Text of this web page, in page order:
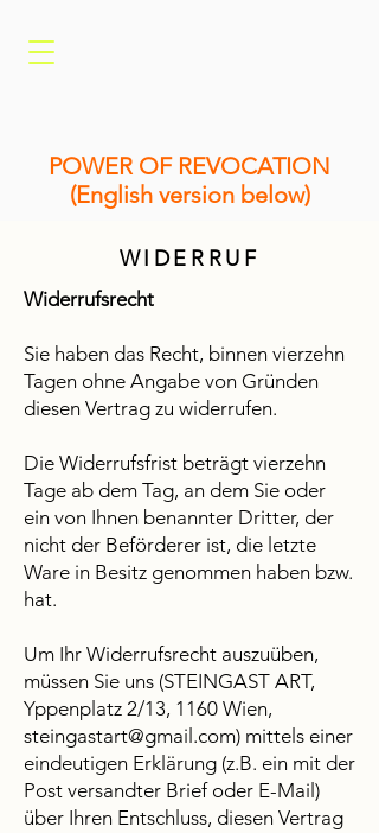
POWER OF REVOCATION
(English version below)
WIDERRUF
Widerrufsrecht
Sie haben das Recht, binnen vierzehn
Tagen ohne Angabe von Gründen
diesen Vertrag zu widerrufen.
Die Widerrufsfrist beträgt vierzehn
Tage ab dem Tag, an dem Sie oder
ein von Ihnen benannter Dritter, der
nicht der Beförderer ist, die letzte
Ware in Besitz genommen haben bzw.
hat.
Um Ihr Widerrufsrecht auszuüben,
müssen Sie uns (STEINGAST ART,
Yppenplatz 2/13, 1160 Wien,
steingastart@gmail.com) mittels einer
eindeutigen Erklärung (z.B. ein mit der
Post versandter Brief oder E-Mail)
über Ihren Entschluss, diesen Vertrag